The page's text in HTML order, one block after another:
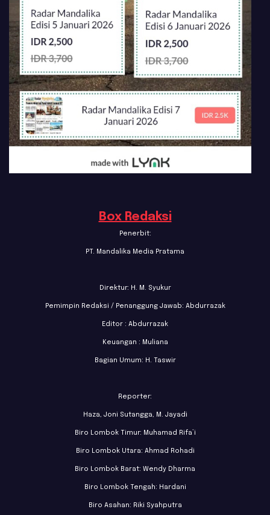
Box Redaksi
Penerbit:
PT. Mandalika Media Pratama
Direktur: H. M. Syukur
Pemimpin Redaksi / Penanggung Jawab: Abdurrazak
Editor : Abdurrazak
Keuangan : Muliana
Bagian Umum: H. Taswir
Reporter:
Haza, Joni Sutangga, M. Jayadi
Biro Lombok Timur: Muhamad Rifa’i
Biro Lombok Utara: Ahmad Rohadi
Biro Lombok Barat: Wendy Dharma
Biro Lombok Tengah: Hardani
Biro Asahan: Riki Syahputra